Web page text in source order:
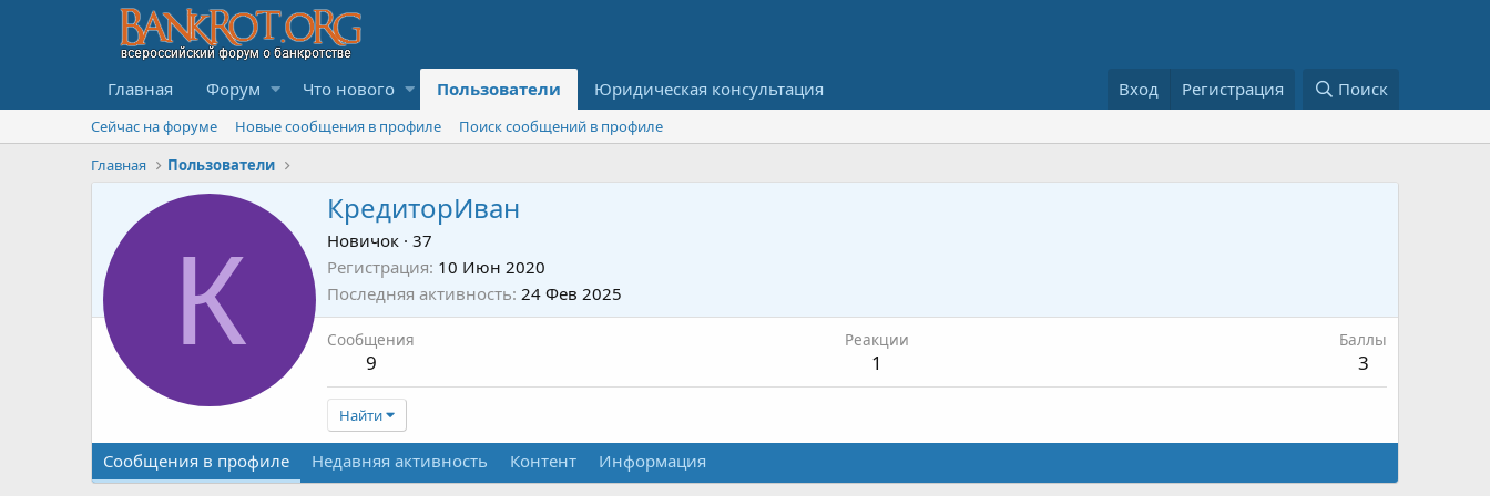
Главная Форум Что нового Пользователи Юридическая консультация Вход Регистрация Поиск
Сейчас на форуме Новые сообщения в профиле
Поиск сообщений в профиле
Главная
Пользователи
К
КредиторИван
Новичок · 37
Регистрация 10 Июн 2020
Последняя активность 24 Фев 2025
Сообщения
9
Реакции
1
Баллы
3
Найти
Сообщения в профиле Недавняя активность Контент Информация